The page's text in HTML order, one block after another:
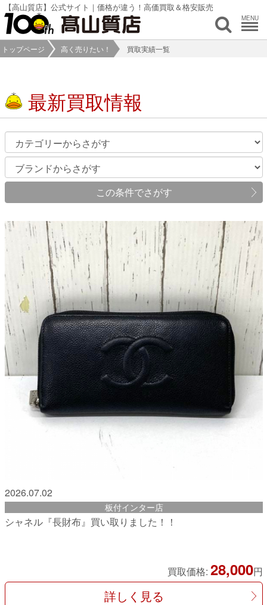
【高山質店】公式サイト｜価格が違う！高価買取＆格安販売
MENU
トップページ 高く売りたい！ 買取実績一覧
最新買取情報
この条件でさがす
2026.07.02
板付インター店
シャネル『長財布』買い取りました！！
買取価格: 28,000円
詳しく見る